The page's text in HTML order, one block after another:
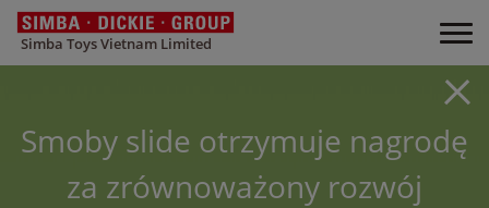
Simba Toys Vietnam Limited
Smoby slide otrzymuje nagrodę
za zrównoważony rozwój